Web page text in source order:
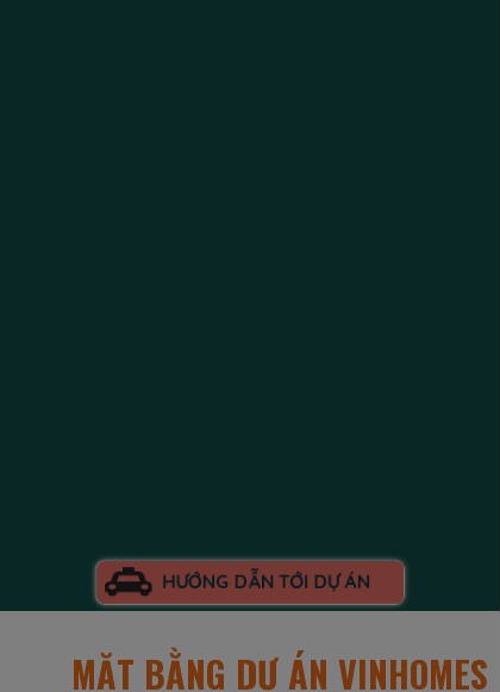
HƯỚNG DẪN TỚI DỰ ÁN
MẶT BẰNG DỰ ÁN VINHOMES